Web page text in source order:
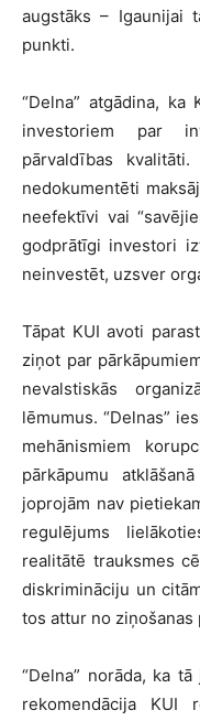
augstāks – Igaunijai
punkti.
“Delna” atgādina,
investoriem par
pārvaldības
nedokumentēti
neefektīvi vai
godprātīgi investori
neinvestēt, uzsver
Tāpat KUI avoti
ziņot par
nevalstiskās
lēmumus. “Delnas”
mehānismiem
pārkāpumu
joprojām nav
regulējums
realitātē trauksmes
diskrimināciju un
tos attur no ziņošanas
“Delna” norāda, ka
rekomendācija KUI